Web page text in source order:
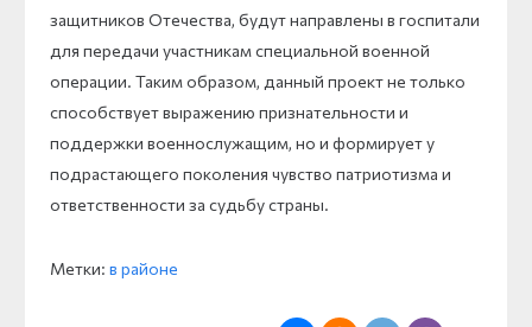
защитников Отечества, будут направлены в госпитали
для передачи участникам специальной военной
операции. Таким образом, данный проект не только
способствует выражению признательности и
поддержки военнослужащим, но и формирует у
подрастающего поколения чувство патриотизма и
ответственности за судьбу страны.
Метки: в районе